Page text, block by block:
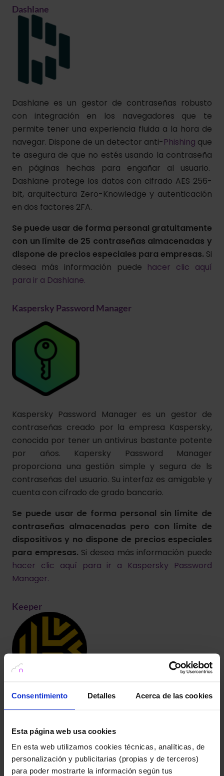
Consentimiento Detalles Acerca de las cookies
Esta página web usa cookies
En esta web utilizamos cookies técnicas, analíticas, de
personalización y publicitarias (propias y de terceros)
para poder mostrarte la información según tus
Dashlane
Dashlane es un gestor de contraseñas robusto
con integración en los navegadores que te
permite tener una experiencia fluida a la hora de
navegar. Dispone de un detector anti-Phishing que
te asegura de que no estés usando la contraseña
en páginas hechas para engañar al usuario.
Dashlane protege los datos con cifrado AES 256-
bit, arquitectura Zero-Knowledge y autenticación
en dos factores 2FA.
Se puede usar de forma personal gratuitamente
con un límite de 25 contraseñas almacenadas y
dispone de precios especiales para empresas. Si
desea más información puede hacer clic aquí
para ir a Dashlane.
Kaspersky Password Manager
Kaspersky Password Manager es un gestor de
contraseñas creado por la empresa Kaspersky,
conocida por tener un antivirus bastante potente
por años. Kapersky Password Manager
proporciona una gestión simple y segura de ls
contraseñas del usuario. Su interfaz es amigable y
cuenta con cifrado de grado bancario.
Se puede usar de forma personal sin límite de
contraseñas almacenadas pero con límite de
dispositivos y no dispone de precios especiales
para empresas. Si desea más información puede
hacer clic aquí para ir a Kaspersky Password
Manager.
Keeper
en concreto, destaca en las opciones avanzadas
de autenticación multifactor (MFA) porque incluye
la autenticación mediante escáner facial y de
huella dactilar en dispositivos móviles y relojes